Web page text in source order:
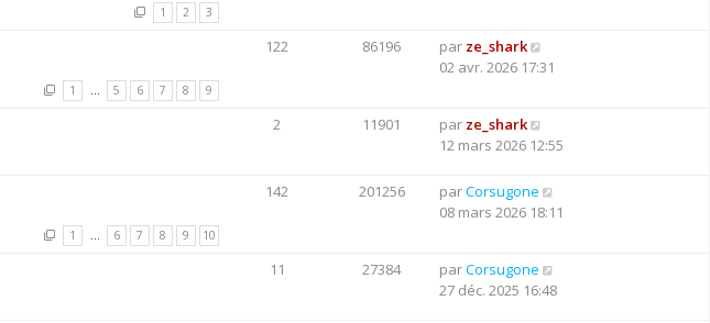
1 2 3
1 … 5 6 7 8 9
122 86196 par ze_shark
02 avr. 2026 17:31
2 11901 par ze_shark
12 mars 2026 12:55
1 … 6 7 8 9 10
142 201256 parCorsugone
08 mars 2026 18:11
11 27384 parCorsugone
27 déc. 2025 16:48